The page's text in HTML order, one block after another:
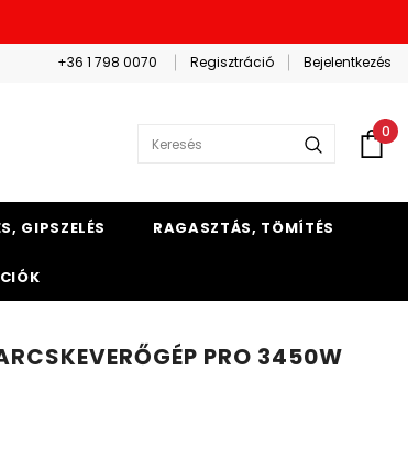
+36 1 798 0070 Regisztráció Bejelentkezés
0
GIPSZELÉS RAGASZTÁS, TÖMÍTÉS
PRO 3450W